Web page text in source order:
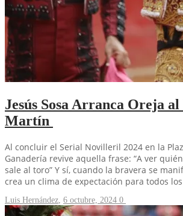
Jesús Sosa Arranca Oreja al
Martín
Al concluir el Serial Novilleril 2024 en la
Ganadería revive aquella frase: “A ver
sale al toro” Y sí, cuando la bravera se
crea un clima de expectación para todos
Luis Hernández 6 octubre, 2024 0